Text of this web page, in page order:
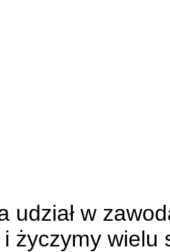
udział w
życzymy wielu